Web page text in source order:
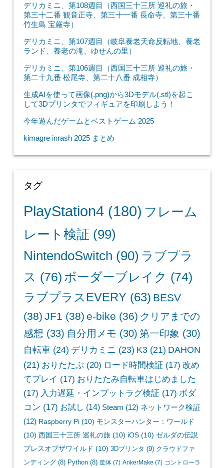
デリカミニ、第108週目（西国三十三所 巡礼の旅・
第三十二番 観音正寺、第三十一番 長命寺、第三十番
竹生島 宝厳寺）
デリカミニ、第107週目（岐阜養老天命反転地、養老
ランド、養老の滝、ゆせんの里）
デリカミニ、第106週目（西国三十三所 巡礼の旅・
第二十九番 松尾寺、第二十八番 成相寺）
生成AIを使って画像(.png)から3Dモデル(.stl)を起こ
して3Dプリンタでフィギュアを印刷しよう！
今年遊んだゲームとベストゲーム 2025
kimagre inrash 2025 まとめ
タグ
PlayStation4(180) フレーム
レート検証 (99)
NintendoSwitch (90) ラブプラ
ス (76) ボーダーブレイク (74)
ラブプラスEVERY(63) BESV
(38) JF1 (38) e-bike (36) クリアまでの
感想 (33) 自分用メモ (30) 第一印象 (30)
自転車(24) デリカミニ (23) K3(21) DAHON
(21) おりたたぶ (20) ロード時間検証 (17) 改め
てプレイ (17) おりたたみ自転車はじめました
(17) 入力遅延・インプットラグ検証 (17) ボダ
コン (17) お試し (14) Steam (12) ネットワーク検証
(12) Raspberry Pi(10) モンスターハンター：ワールド
(10) 西国三十三所 巡礼の旅(10) iOS(10) ゼルダの伝説
ブレスオブザワイルド (10) 3Dプリンタ (9) クラウドファ
ンディング(8) Python(8) 筐体(7) AnkerMake (7) コントローラ